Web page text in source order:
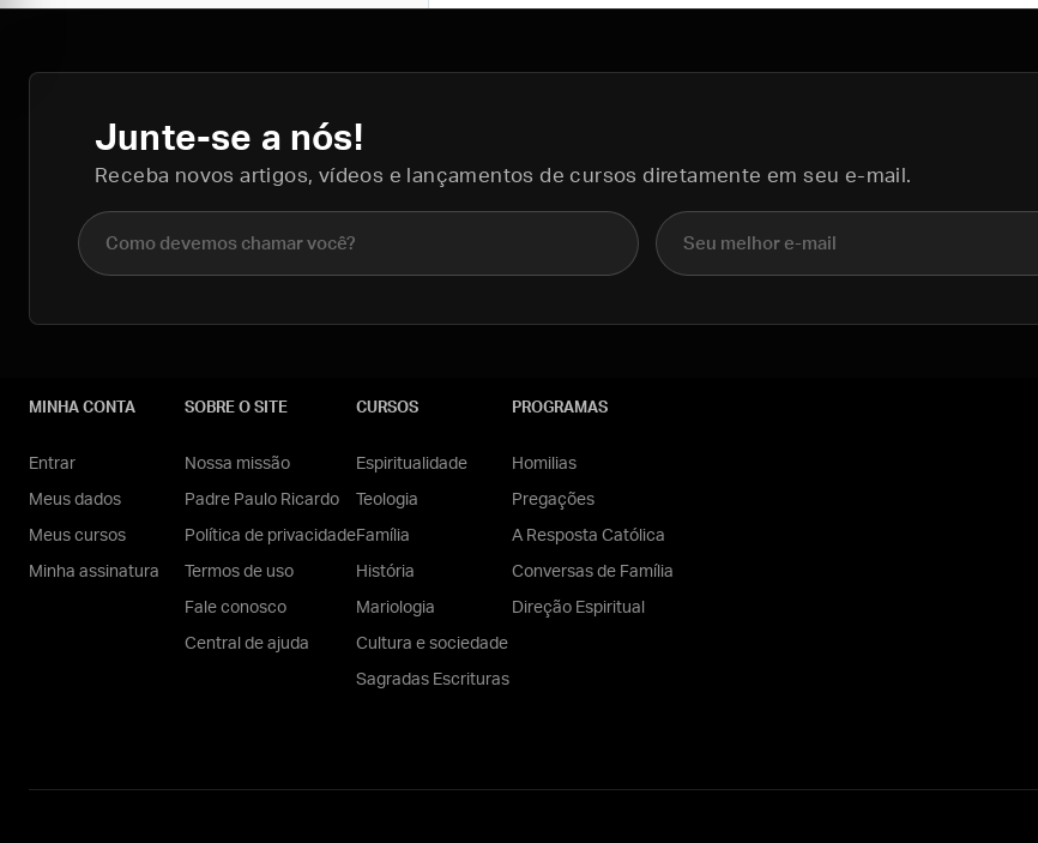
Junte-se a nós!
Receba novos artigos, vídeos e lançamentos de cursos diretamente em seu e-mail.
Nome completo E-mail
MINHA CONTA
Entrar
Meus dados
Meus cursos
Minha assinatura
SOBRE O SITE
Nossa missão
Padre Paulo Ricardo
Política de privacidade
Termos de uso
Fale conosco
Central de ajuda
CURSOS
Espiritualidade
Teologia
Família
História
Mariologia
Cultura e sociedade
Sagradas Escrituras
PROGRAMAS
Homilias
Pregações
A Resposta Católica
Conversas de Família
Direção Espiritual